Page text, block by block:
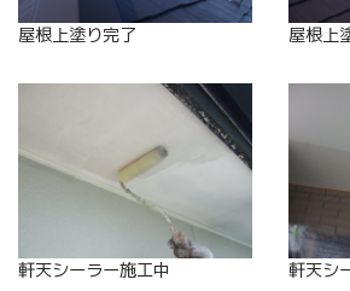
屋根上塗り完了 屋根上
軒天シーラー施工中 軒天シ